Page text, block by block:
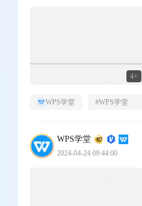
4+
WPS学堂 #WPS学堂
WPS学堂
2024-04-24 09:44:00